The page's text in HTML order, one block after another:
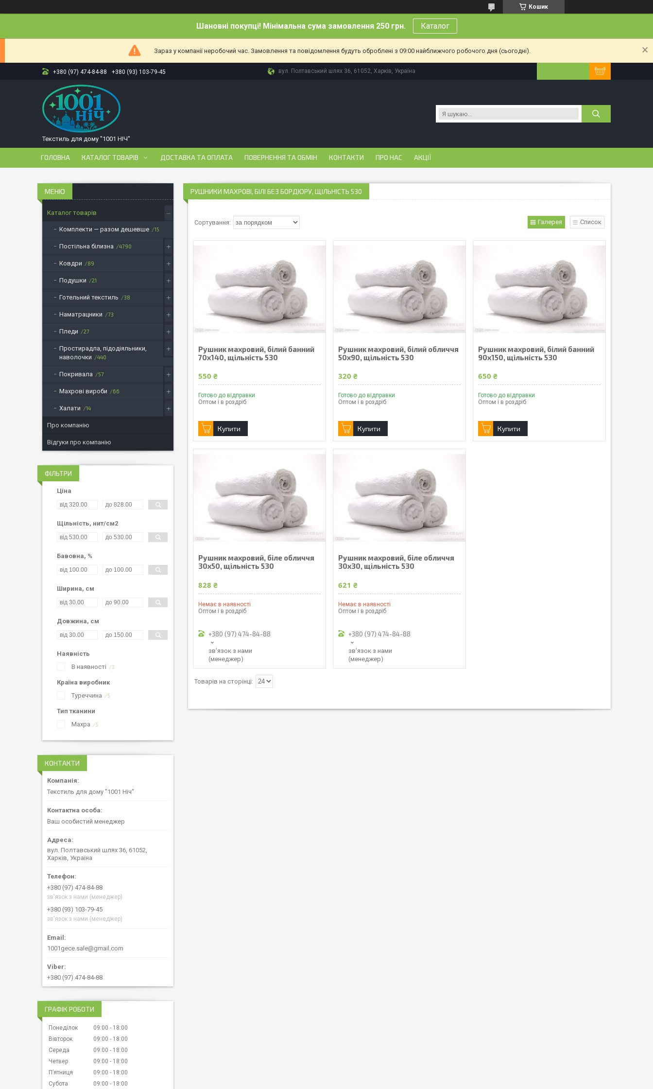
Кошик
Шановні покупці! Мінімальна сума замовлення 250 грн. Каталог
Зараз у компанії неробочий час. Замовлення та повідомлення будуть оброблені з 09:00 найближчого робочого дня (сьогодні).
+380 (97) 474-84-88 +380 (93) 103-79-45 вул. Полтавський шлях 36, 61052, Харків, Україна
Текстиль для дому "1001 НІЧ"
ГОЛОВНА КАТАЛОГ ТОВАРІВ ДОСТАВКА ТА ОПЛАТА ПОВЕРНЕННЯ ТА ОБМІН КОНТАКТИ ПРО НАС АКЦІЇ
РУШНИКИ МАХРОВІ, БІЛІ БЕЗ БОРДЮРУ, ЩІЛЬНІСТЬ 530
Галерея Список
Рушник махровий, білий банний
70х140, щільність 530
550 ₴
Готово до відправки
Оптом і в роздріб
Купити
Рушник махровий, білий обличчя
50х90, щільність 530
320 ₴
Готово до відправки
Оптом і в роздріб
Купити
Рушник махровий, білий банний
90х150, щільність 530
650 ₴
Готово до відправки
Оптом і в роздріб
Купити
Рушник махровий, біле обличчя
30х50, щільність 530
828 ₴
Немає в наявності
Оптом і в роздріб
+380 (97) 474-84-88
зв'язок з нами
(менеджер)
Рушник махровий, біле обличчя
30х30, щільність 530
621 ₴
Немає в наявності
Оптом і в роздріб
+380 (97) 474-84-88
зв'язок з нами
(менеджер)
Каталог товарів
Комплекти — разом дешевше 15
Постільна білизна 4790
Ковдри 89
Подушки 21
Готельний текстиль 38
Наматрацники 73
Пледи 27
Простирадла, підодіяльники,
наволочки
440
Покривала 57
Махрові вироби 66
Халати 14
Про компанію
Відгуки про компанію
ФІЛЬТРИ
Ціна
Щільність, нит/см2
Бавовна, %
Ширина, см
Довжина, см
Наявність
В наявності
3
Країна виробник
Туреччина
5
Тип тканини
Махра
5
КОНТАКТИ
Текстиль для дому "1001 Ніч"
Ваш особистий менеджер
вул. Полтавський шлях 36, 61052,
Харків, Україна
+380 (97) 474-84-88
зв'язок з нами (менеджер)
+380 (93) 103-79-45
зв'язок з нами (менеджер)
1001gece.sale@gmail.com
+380 (97) 474-84-88
ГРАФІК РОБОТИ
Понеділок 09:00
18:00
Вівторок
09:00
18:00
Середа
09:00
18:00
Четвер
09:00
18:00
Пʼятниця
09:00
18:00
Субота
09:00 18:00